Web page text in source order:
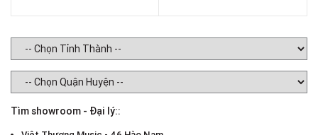
Tìm showroom - Đại lý::